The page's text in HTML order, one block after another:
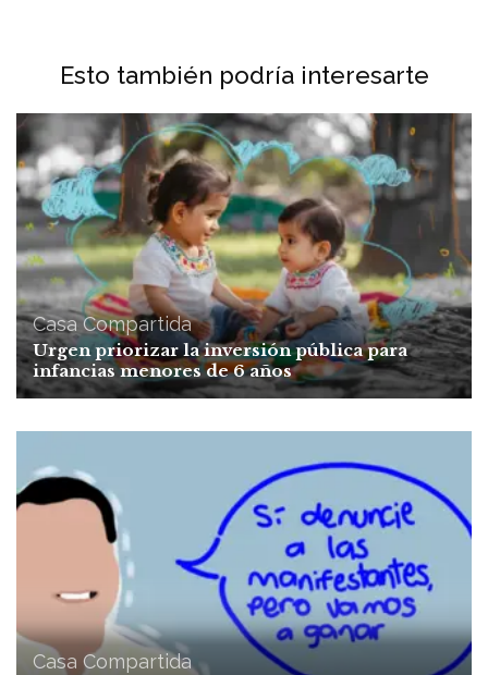
Esto también podría interesarte
Casa Compartida
Urgen priorizar la inversión pública para
infancias menores de 6 años
Casa Compartida